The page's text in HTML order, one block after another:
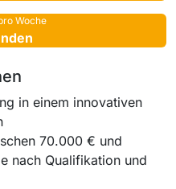
Woche
in einem innovativen
70.000 € und
nach Qualifikation und